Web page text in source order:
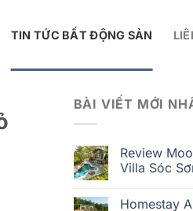
TIN TỨC BẤT ĐỘNG SẢN
BÀI VIẾT MỚI
Review
Villa Sóc
Homestay